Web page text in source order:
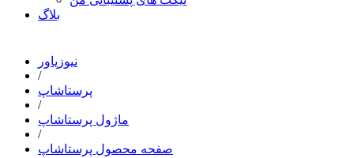
بلاگ
نیوزپاور
/
پرستاشاپ
/
ماژول پرستاشاپ
/
صفحه محصول پرستاشاپ